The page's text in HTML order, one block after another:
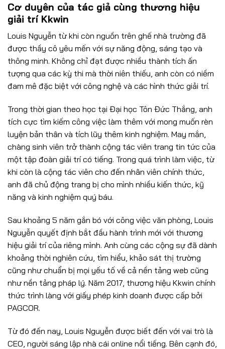
Cơ duyên của tác giả cùng thương hiệu
giải trí Kkwin
Louis Nguyễn từ khi còn nguồn trên ghế nhà trường đã
được thầy cô yêu mến với sự năng động, sáng tạo và
thông minh. Không chỉ đạt được nhiều thành tích ấn
tượng qua các kỳ thi mà thời niên thiếu, anh còn có niềm
đam mê đặc biệt với công nghệ và các hình thức giải trí.
Trong thời gian theo học tại Đại học Tôn Đức Thắng, anh
tích cực tìm kiếm công việc làm thêm với mong muốn rèn
luyện bản thân và tích lũy thêm kinh nghiệm. May mắn,
chàng sinh viên trở thành cộng tác viên trang tin tức của
một tập đoàn giải trí có tiếng. Trong quá trình làm việc, từ
khi còn là cộng tác viên cho đến nhân viên chính thức,
anh đã chủ động trang bị cho mình nhiều kiến thức, kỹ
năng và kinh nghiệm quý báu.
Sau khoảng 5 năm gắn bó với công việc văn phòng, Louis
Nguyễn quyết định bắt đầu hành trình mới với thương
hiệu giải trí của riêng mình. Anh cùng các cộng sự đã dành
khoảng thời nghiên cứu, tìm hiểu, khảo sát thị trường
cũng như chuẩn bị mọi yếu tố về cả nền tảng web cũng
như nền tảng pháp lý. Năm 2017, thương hiệu Kkwin chính
thức trình làng với giấy phép kinh doanh được cấp bởi
PAGCOR.
Từ đó đến nay, Louis Nguyễn được biết đến với vai trò là
CEO, người sáng lập nhà cái online nổi tiếng. Bên cạnh đó,